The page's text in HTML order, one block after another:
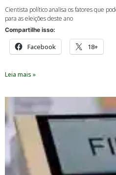
Cientista político analisa os fatores que
para as eleições deste ano
Compartilhe isso:
Facebook 18+
Leia mais »